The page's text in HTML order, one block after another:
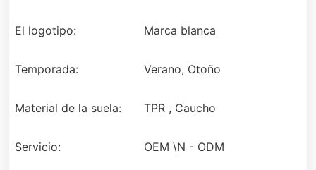
El logotipo: Marca blanca
Temporada: Verano, Otoño
Material de la suela: TPR , Caucho
Servicio: OEM \N - ODM